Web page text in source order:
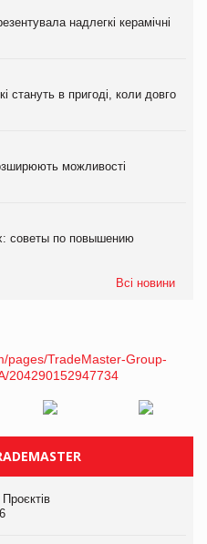
надлегкі керамічні
стануть в пригоді, коли довго
можливості
советы по повышению
Всі новини